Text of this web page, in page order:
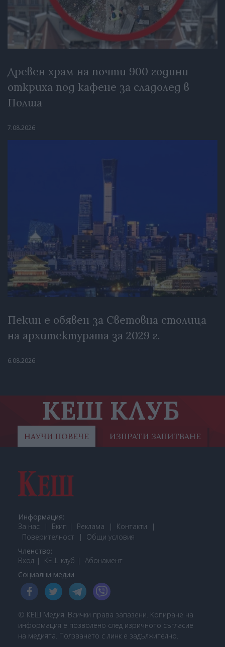
Древен храм на почти 900 години
откриха под кафене за сладолед в
Полша
7.08.2026
Пекин е обявен за Световна столица
на архитектурата за 2029 г.
6.08.2026
КЕШ КЛУБ
НАУЧИ ПОВЕЧЕ ИЗПРАТИ ЗАПИТВАНЕ
Информация:
За нас
Екип Реклама
Контакти
Поверителност
Общи условия
Членство:
Вход
КЕШ клуб Абонамент
Социални медии
© КЕШ Медия. Всички права запазени. Копиране на
информация е позволено след изричното съгласие
на медията. Ползването с линк е задължително.